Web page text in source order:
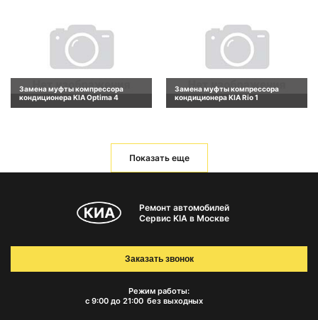
Замена муфты компрессора
кондиционера KIA Optima 4
Замена муфты компрессора
кондиционера KIA Rio 1
Показать еще
Ремонт автомобилей
Сервис KIA в Москве
Режим работы:
с 9:00 до 21:00 без выходных
Заказать звонок